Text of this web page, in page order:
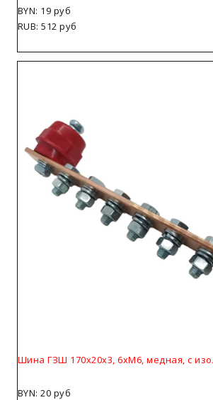
BYN: 19 руб
RUB: 512 руб
Шина ГЗШ 170х20х3, 6хМ6, медная, с
BYN: 20 руб